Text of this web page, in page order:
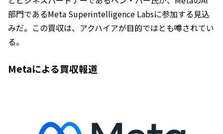
部門であるMeta Superintelligence Labsに参加する見込
みだ。この買収は、アクハイアが目的ではとも噂されてい
る。
Metaによる買収報道